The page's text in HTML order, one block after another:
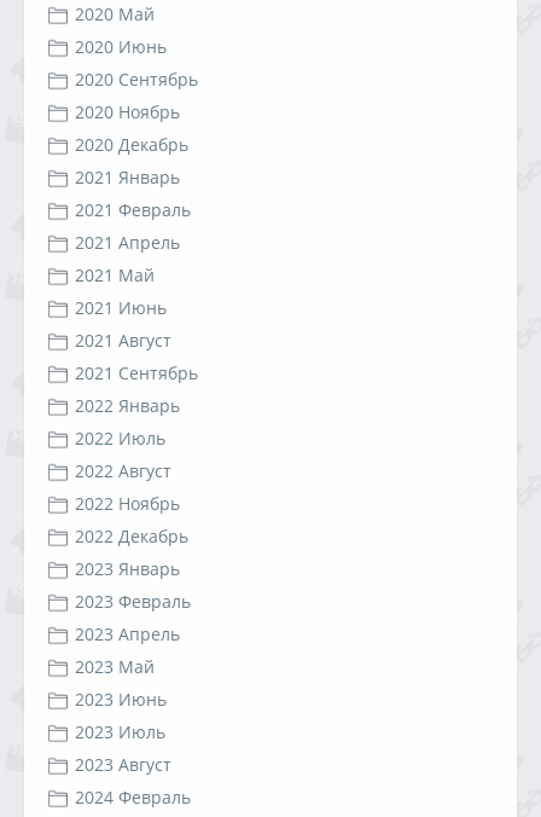
2020 Май
2020 Июнь
2020 Сентябрь
2020 Ноябрь
2020 Декабрь
2021 Январь
2021 Февраль
2021 Апрель
2021 Май
2021 Июнь
2021 Август
2021 Сентябрь
2022 Январь
2022 Июль
2022 Август
2022 Ноябрь
2022 Декабрь
2023 Январь
2023 Февраль
2023 Апрель
2023 Май
2023 Июнь
2023 Июль
2023 Август
2024 Февраль